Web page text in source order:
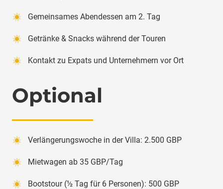
Gemeinsames Abendessen am 2. Tag
Getränke & Snacks während der Touren
Kontakt zu Expats und Unternehmern vor Ort
Optional
Verlängerungswoche in der Villa: 2.500 GBP
Mietwagen ab 35 GBP/Tag
Bootstour (½ Tag für 6 Personen): 500 GBP